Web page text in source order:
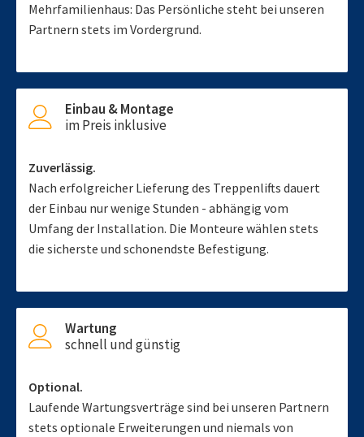
Mehrfamilienhaus: Das Persönliche steht bei unseren
Partnern stets im Vordergrund.
Einbau & Montage
im Preis inklusive
Zuverlässig.
Nach erfolgreicher Lieferung des Treppenlifts dauert
der Einbau nur wenige Stunden - abhängig vom
Umfang der Installation. Die Monteure wählen stets
die sicherste und schonendste Befestigung.
Wartung
schnell und günstig
Optional.
Laufende Wartungsverträge sind bei unseren Partnern
stets optionale Erweiterungen und niemals von